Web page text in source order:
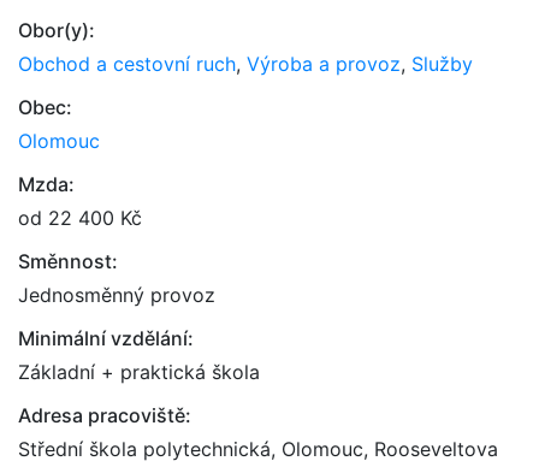
Obor(y):
Obchod a cestovní ruch, Výroba a provoz, Služby
Obec:
Olomouc
Mzda:
od 22 400 Kč
Směnnost:
Jednosměnný provoz
Minimální vzdělání:
Základní + praktická škola
Adresa pracoviště:
Střední škola polytechnická, Olomouc, Rooseveltova